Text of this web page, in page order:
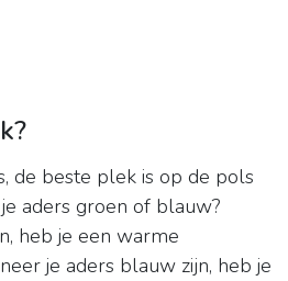
de beste plek is op de pols
aders groen of blauw?
heb je een warme
je aders blauw zijn, heb je